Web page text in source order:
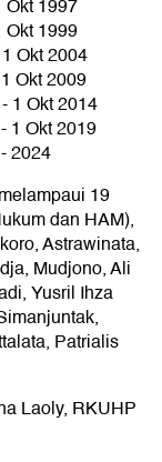
1997
1999
Okt 2004
Okt 2009
1 Okt 2014
1 Okt 2019
2024
19
dan HAM),
Astrawinata,
Mudjono, Ali
Yusril Ihza
Patrialis
Laoly, RKUHP